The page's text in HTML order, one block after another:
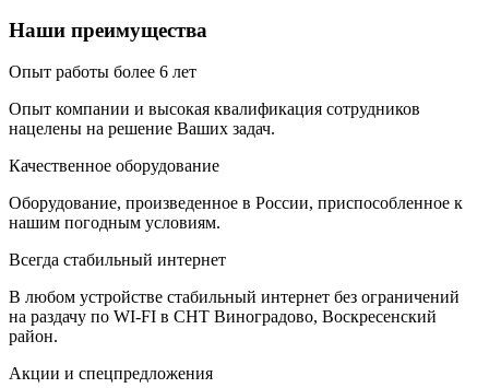
Наши преимущества
Опыт работы более 6 лет
Опыт компании и высокая квалификация сотрудников
нацелены на решение Ваших задач.
Качественное оборудование
Оборудование, произведенное в России, приспособленное к
нашим погодным условиям.
Всегда стабильный интернет
В любом устройстве стабильный интернет без ограничений
на раздачу по WI-FI в СНТ Виноградово, Воскресенский
район.
Акции и спецпредложения